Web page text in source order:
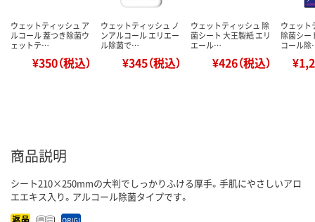
ウェットティッシュ ア
ルコール 蓋つき除菌ウ
ェットテ…
¥350（税込）
ウェットティッシュ ノ
ンアルコール エリエー
ル除菌で…
¥345（税込）
ウェットティッシュ 除
菌シート 大王製紙 エリ
エール…
¥426（税込）
ウェッ
除菌シー
コール
商品説明
シート210×250mmの大判でしっかりふける厚手。手肌にやさしいアロ
エエキス入り。アルコール除菌タイプです。